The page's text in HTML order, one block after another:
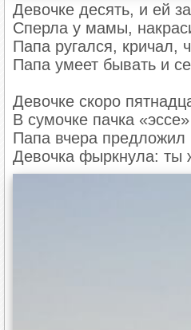
Девочке десять, и ей
Сперла у мамы,
Папа ругался, кричал,
Папа умеет бывать и
Девочке скоро
В сумочке пачка
Папа вчера предложил
Девочка фыркнула: ты